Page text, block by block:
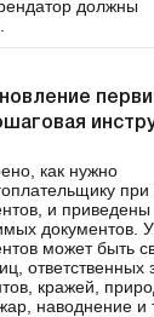
должны
как нужно
при
и приведены
документов.
может быть
ответственных
кражей,
наводнение и